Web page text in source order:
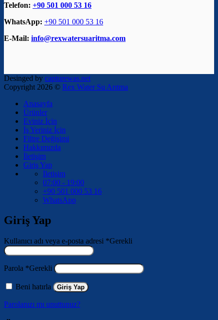
Telefon: +90 501 000 53 16
WhatsApp: +90 501 000 53 16
E-Mail: info@rexwatersuaritma.com
Desinged by capturewas.net
Copyright 2026 © Rex Water Su Arıtma
Anasayfa
Ürünler
Eviniz İçin
İş Yeriniz İçin
Filtre Değişimi
Hakkımızda
İletişim
Giriş Yap
İletişim
07:00 - 19:00
+90 501 000 53 16
WhatsApp
Giriş Yap
Kullanıcı adı veya e-posta adresi *Gerekli
Parola *Gerekli
Beni hatırla Giriş Yap
Parolanızı mı unuttunuz?